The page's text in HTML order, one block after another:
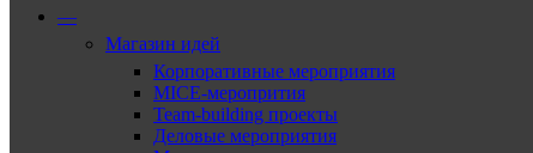
—
Магазин идей
Корпоративные мероприятия
MICE-меропрития
Team-building проекты
Деловые мероприятия